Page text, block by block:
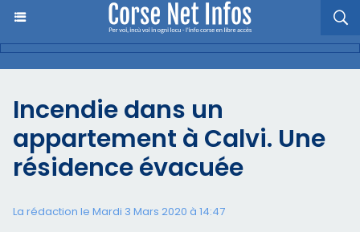
Incendie dans un
appartement à Calvi. Une
résidence évacuée
La rédaction le Mardi 3 Mars 2020 à 14:47